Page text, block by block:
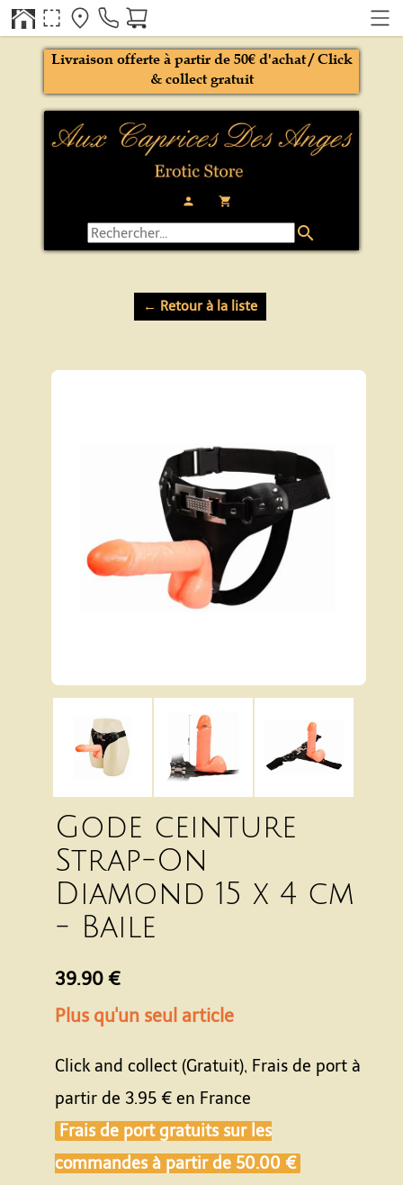
person local_grocery_store
Livraison offerte à partir de 50€ d'achat / Click
& collect gratuit
search
← Retour à la liste
Gode ceinture
Strap-On
Diamond 15 x 4 cm
- Baile
39.90 €
Plus qu'un seul article
Click and collect (Gratuit), Frais de port à
partir de 3.95 € en France
Frais de port gratuits sur les
commandes à partir de 50.00 €